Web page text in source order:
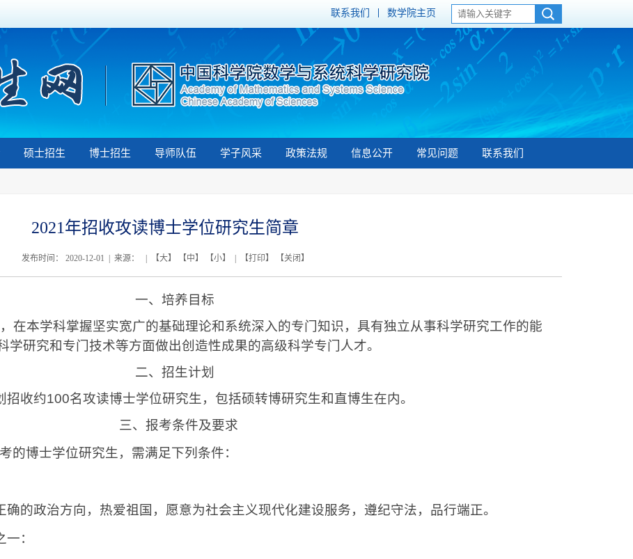
联系我们 数学院主页
硕士招生 博士招生 导师队伍 学子风采 政策法规 信息公开 常见问题 联系我们
2021年招收攻读博士学位研究生简章
发布时间： 2020-12-01 | 来源： | 【大】 【中】 【小】 | 【打印】 【关闭 】
一、培养目标
本学科掌握坚实宽广的基础理论和系统深入的专门知识，具有独立从事科学研究工作的能
学研究和专门技术等方面做出创造性成果的高级科学专门人才。
二、招生计划
招收约100名攻读博士学位研究生，包括硕转博研究生和直博生在内。
三、报考条件及要求
的博士学位研究生，需满足下列条件：
的政治方向，热爱祖国，愿意为社会主义现代化建设服务，遵纪守法，品行端正。
：